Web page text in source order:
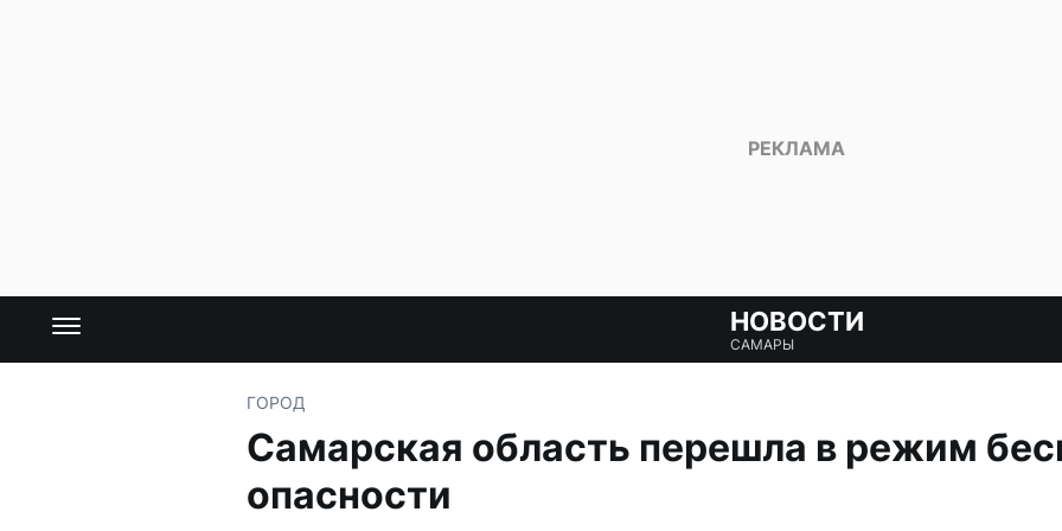
НОВОСТИ
САМАРЫ
ГОРОД
Самарская область перешла в режим
опасности